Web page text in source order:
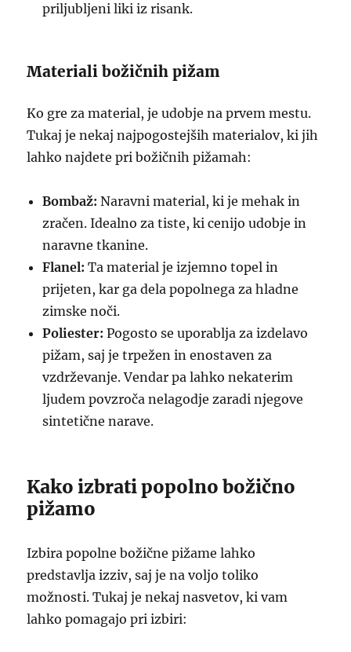
priljubljeni liki iz risank.
Materiali božičnih pižam
Ko gre za material, je udobje na prvem mestu.
Tukaj je nekaj najpogostejših materialov, ki jih
lahko najdete pri božičnih pižamah:
Bombaž: Naravni material, ki je mehak in
zračen. Idealno za tiste, ki cenijo udobje in
naravne tkanine.
Flanel: Ta material je izjemno topel in
prijeten, kar ga dela popolnega za hladne
zimske noči.
Poliester: Pogosto se uporablja za izdelavo
pižam, saj je trpežen in enostaven za
vzdrževanje. Vendar pa lahko nekaterim
ljudem povzroča nelagodje zaradi njegove
sintetične narave.
Kako izbrati popolno božično
pižamo
Izbira popolne božične pižame lahko
predstavlja izziv, saj je na voljo toliko
možnosti. Tukaj je nekaj nasvetov, ki vam
lahko pomagajo pri izbiri: